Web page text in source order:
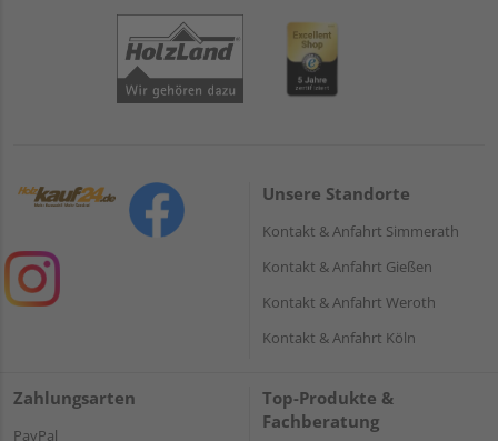
Unsere Standorte
Kontakt & Anfahrt Simmerath
Kontakt & Anfahrt Gießen
Kontakt & Anfahrt Weroth
Kontakt & Anfahrt Köln
Zahlungsarten
PayPal
Top-Produkte &
Fachberatung